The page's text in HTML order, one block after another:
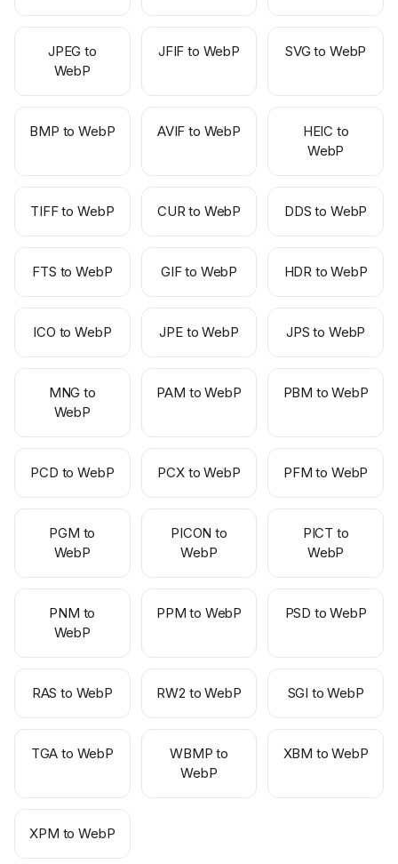
JPEG to
WebP
JFIF to WebP SVG to WebP
BMP to WebP AVIF to WebP
HEIC to
WebP
TIFF to WebP CUR to WebP DDS to WebP
FTS to WebP GIF to WebP HDR to WebP
ICO to WebP JPE to WebP JPS to WebP
MNG to
WebP
PAM to WebP PBM to WebP
PCD to WebP PCX to WebP PFM to WebP
PGM to
WebP
PICON to
WebP
PICT to
WebP
PNM to
WebP
PPM to WebP PSD to WebP
RAS to WebP RW2 to WebP SGI to WebP
TGA to WebP
WBMP to
WebP
XBM to WebP
XPM to WebP